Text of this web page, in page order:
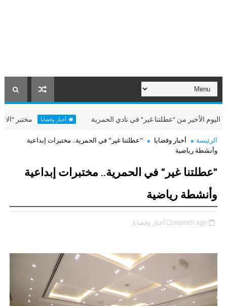
من "عطلتنا غير" في نادي الحمرية أخبار وقضايا مختبر "الألعاب
الرئيسة أخبار وقضايا
"عطلتنا غير" في الحمرية.. مختبرات إبداعية
وأنشطة رياضية
"عطلتنا غير" في الحمرية.. مختبرات إبداعية
وأنشطة رياضية
month ago أخبار وقضايا,